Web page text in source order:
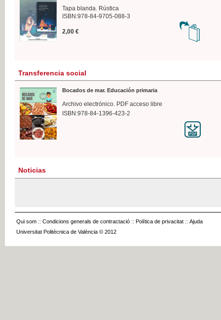
Tapa blanda. Rústica
ISBN:978-84-9705-088-3
2,00 €
Transferencia social
Bocados de mar. Educación primaria
Archivo electrónico. PDF acceso libre
ISBN:978-84-1396-423-2
Noticias
Qui som :: Condicions generals de contractació :: Política de privacitat :: Ajuda
Universitat Politècnica de València © 2012